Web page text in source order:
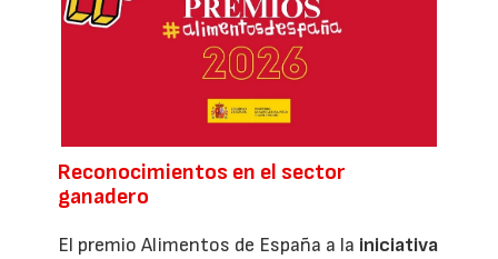
Reconocimientos en el sector
ganadero
El premio Alimentos de España a la iniciativa